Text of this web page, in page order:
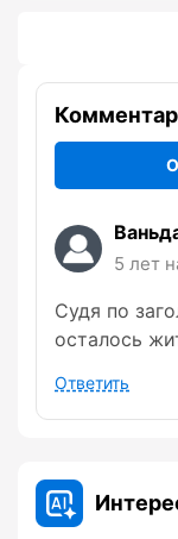
5 лет
Судя по
осталось
Ответить